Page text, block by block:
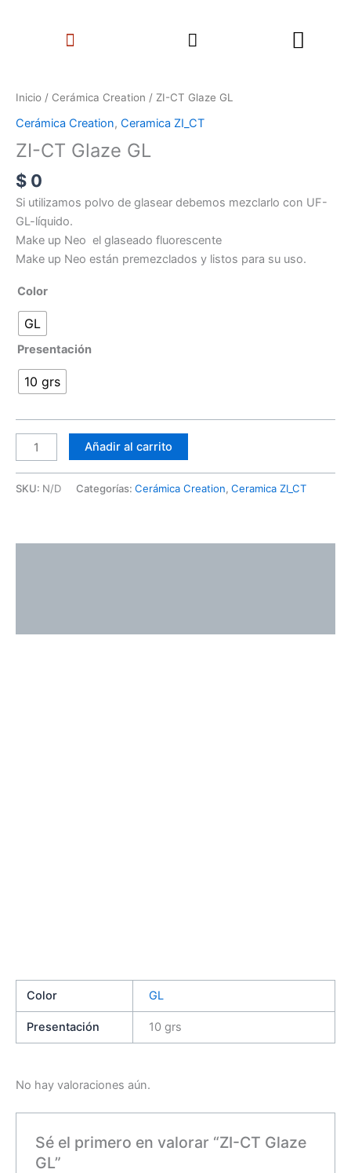
Menu Search
Inicio / Cerámica Creation / ZI-CT Glaze GL
Cerámica Creation, Ceramica ZI_CT
ZI-CT Glaze GL
$ 0
Si utilizamos polvo de glasear debemos mezclarlo con UF-
GL-líquido.
Make up Neo el glaseado fluorescente
Make up Neo están premezclados y listos para su uso.
Color
GL
Presentación
10 grs
CT
GL
cantidad
Añadir al carrito
SKU: N/D Categorías: Cerámica Creation, Ceramica ZI_CT
Color GL
Presentación 10 grs
No hay valoraciones aún.
Sé el primero en valorar “ZI-CT Glaze
GL”